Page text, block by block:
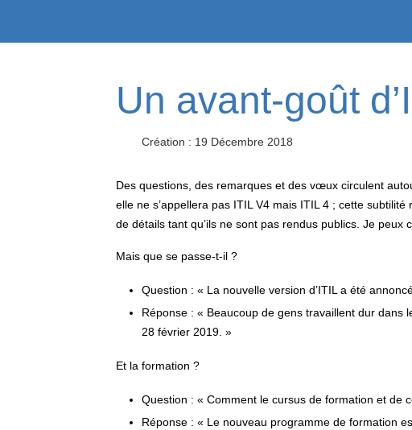
Un avant-goût
Création : 19 Décembre 2018
Des questions, des remarques et des vœux circulent
elle ne s’appellera pas ITIL V4 mais ITIL 4 ; cette
de détails tant qu’ils ne sont pas rendus publics. Je peux
Mais que se passe-t-il ?
Question : « La nouvelle version d’ITIL a été
Réponse : « Beaucoup de gens travaillent dur dans
28 février 2019. »
Et la formation ?
Question : « Comment le cursus de formation et de
Réponse : « Le nouveau programme de formation